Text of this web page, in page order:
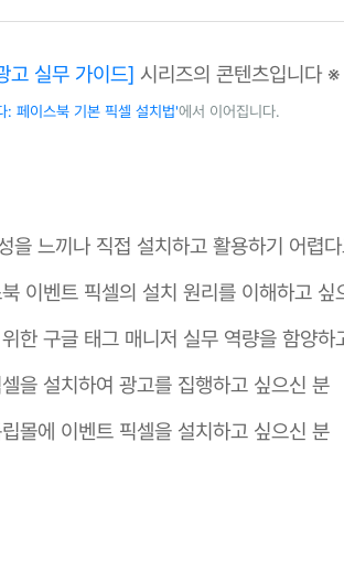
고 실무 가이드] 시리즈의 콘텐츠입니다 ※
: 페이스북 기본 픽셀 설치법'에서 이어집니다.
을 느끼나 직접 설치하고 활용하기 어렵
이벤트 픽셀의 설치 원리를 이해하고 싶
한 구글 태그 매니저 실무 역량을 함양하
을 설치하여 광고를 집행하고 싶으신 분
몰에 이벤트 픽셀을 설치하고 싶으신 분